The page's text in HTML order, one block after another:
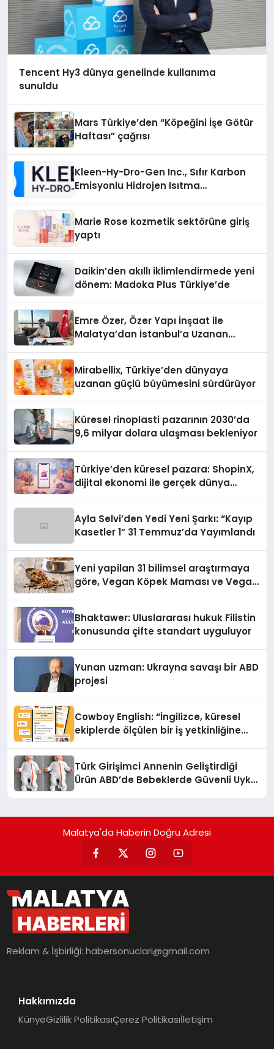
Tencent Hy3 dünya genelinde kullanıma
sunuldu
Mars Türkiye’den “Köpeğini İşe Götür
Haftası” çağrısı
Kleen-Hy-Dro-Gen Inc., Sıfır Karbon
Emisyonlu Hidrojen Isıtma
Marie Rose kozmetik sektörüne giriş
yaptı
Daikin’den akıllı iklimlendirmede yeni
dönem: Madoka Plus Türkiye’de
Emre Özer, Özer Yapı İnşaat ile
Malatya’dan İstanbul’a Uzanan
Mirabellix, Türkiye’den dünyaya
uzanan güçlü büyümesini sürdürüyor
Küresel rinoplasti pazarının 2030’da
9,6 milyar dolara ulaşması bekleniyor
Türkiye’den küresel pazara: ShopinX,
dijital ekonomi ile gerçek dünya
Ayla Selvi’den Yedi Yeni Şarkı: “Kayıp
Kasetler 1” 31 Temmuz’da Yayımlandı
Yeni yapilan 31 bilimsel araştırmaya
göre, Vegan Köpek Maması ve Vegan
Bhaktawer: Uluslararası hukuk Filistin
konusunda çifte standart uyguluyor
Yunan uzman: Ukrayna savaşı bir ABD
projesi
Cowboy English: “İngilizce, küresel
ekiplerde ölçülen bir iş yetkinliğine
Türk Girişimci Annenin Geliştirdiği
Ürün ABD’de Bebeklerde Güvenli Uyku
Malatya'da Haberin Doğru Adresi
Reklam & İşbirliği:habersonuclari@gmail.com
Hakkımızda
KünyeGizlilik PolitikasıÇerez Politikasıİletişim